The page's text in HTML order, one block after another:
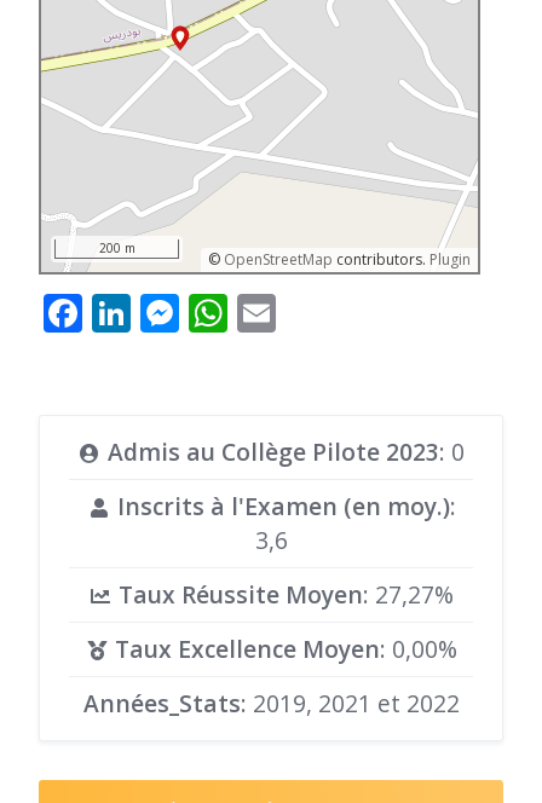
© OpenStreetMap contributors. Plugin
200 m
Facebook
LinkedIn
Messenger
WhatsApp
Admis au Collège Pilote 2023: 0
Inscrits à l'Examen (en moy.):
3,6
Taux Réussite Moyen: 27,27%
Taux Excellence Moyen: 0,00%
Années_Stats: 2019, 2021 et 2022